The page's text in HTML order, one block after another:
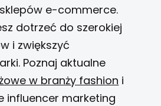
e-commerce.
dotrzeć do szerokiej
i zwiększyć
Poznaj aktualne
w branży fashion i
influencer marketing